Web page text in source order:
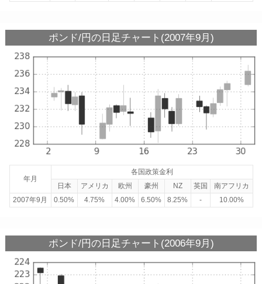
ポンド/円の日足チャート(2007年9月)
年月
各国政策金利
日本
アメリカ 欧州 豪州 NZ 英国
南アフリカ
2007年9月
0.50% 4.75% 4.00% 6.50% 8.25% - 10.00%
ポンド/円の日足チャート(2006年9月)